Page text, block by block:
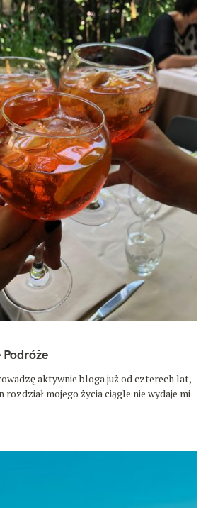
aktywnie bloga już od czterech lat,
rozdział mojego życia ciągle nie wydaje mi